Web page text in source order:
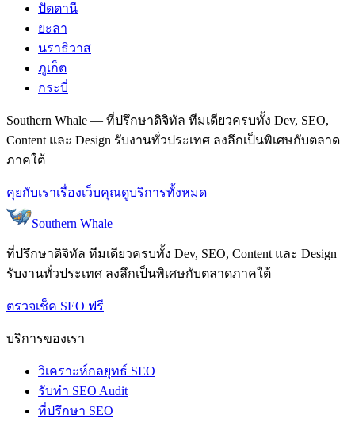
ปัตตานี
ยะลา
นราธิวาส
ภูเก็ต
กระบี่
Southern Whale — ที่ปรึกษาดิจิทัล ทีมเดียวครบทั้ง Dev, SEO,
Content และ Design รับงานทั่วประเทศ ลงลึกเป็นพิเศษกับตลาด
ภาคใต้
คุยกับเราเรื่องเว็บคุณดูบริการทั้งหมด
Southern Whale
ที่ปรึกษาดิจิทัล ทีมเดียวครบทั้ง Dev, SEO, Content และ Design
รับงานทั่วประเทศ ลงลึกเป็นพิเศษกับตลาดภาคใต้
ตรวจเช็ค SEO ฟรี
บริการของเรา
วิเคราะห์กลยุทธ์ SEO
รับทำ SEO Audit
ที่ปรึกษา SEO